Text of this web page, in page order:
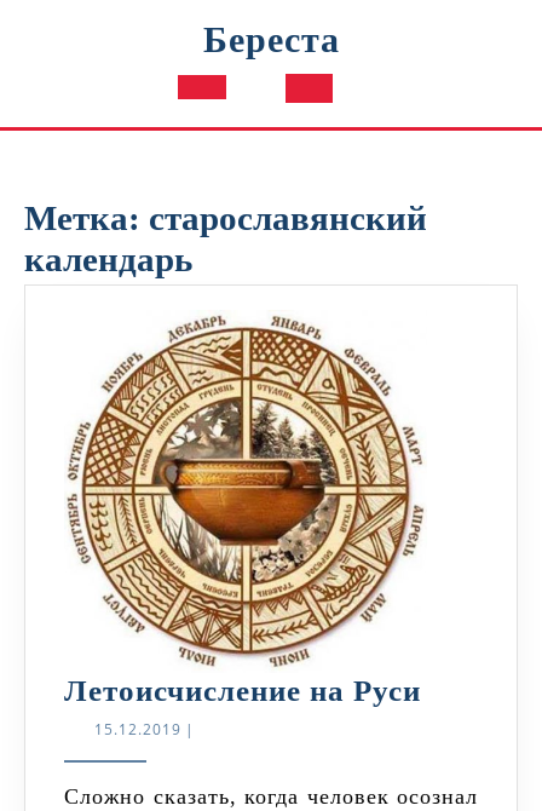
Береста
Кнопка
Метка: старославянский
календарь
Летоисчисление на Руси
15.12.2019 15.12.2019
|
Сложно сказать, когда человек осознал